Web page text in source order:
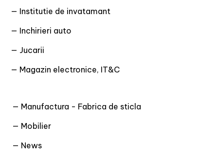
— Institutie de invatamant
— Inchirieri auto
— Jucarii
— Magazin electronice, IT&C
— Manufactura - Fabrica de sticla
— Mobilier
— News